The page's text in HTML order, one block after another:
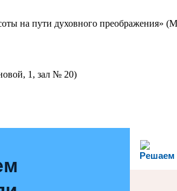
на пути духовного преображения»
1, зал № 20)
Решаем